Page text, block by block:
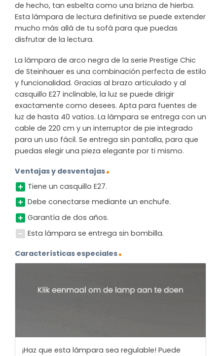
de hecho, tan esbelta como una brizna de hierba.
Esta lámpara de lectura definitiva se puede extender
mucho más allá de tu sofá para que puedas
disfrutar de la lectura.
La lámpara de arco negra de la serie Prestige Chic
de Steinhauer es una combinación perfecta de estilo
y funcionalidad. Gracias al brazo articulado y al
casquillo E27 inclinable, la luz se puede dirigir
exactamente como desees. Apta para fuentes de
luz de hasta 40 vatios. La lámpara se entrega con un
cable de 220 cm y un interruptor de pie integrado
para un uso fácil. Se entrega sin pantalla, para que
puedas elegir una pieza elegante por ti mismo.
Ventajas y desventajas
Tiene un casquillo E27.
Debe conectarse mediante un enchufe.
Garantía de dos años.
Esta lámpara se entrega sin bombilla.
Características especiales
¡Haz que esta lámpara sea regulable! Puede